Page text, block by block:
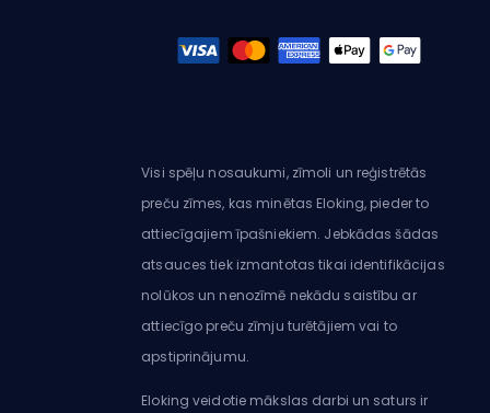
Visi spēļu nosaukumi, zīmoli un reģistrētās
preču zīmes, kas minētas Eloking, pieder to
attiecīgajiem īpašniekiem. Jebkādas šādas
atsauces tiek izmantotas tikai identifikācijas
nolūkos un nenozīmē nekādu saistību ar
attiecīgo preču zīmju turētājiem vai to
apstiprinājumu.
Eloking veidotie mākslas darbi un saturs ir